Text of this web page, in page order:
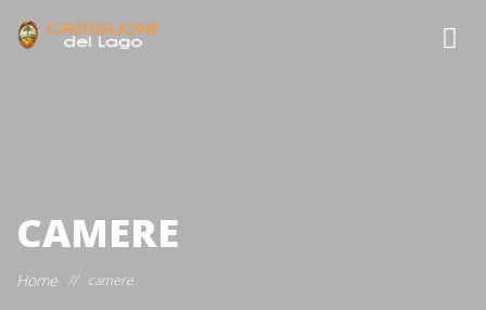
CAMERE
Home // camere